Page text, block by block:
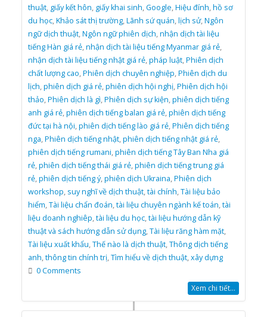
thuật, giấy kết hôn, giấy khai sinh,Google,Hiệu đính,hồ sơ
du học,Khảo sát thị trường,Lãnh sứ quán,lịch sử,Ngôn
ngữ dịch thuật,Ngôn ngữ phiên dịch,nhận dịch tài liệu
tiếng Hàn giá rẻ,nhận dịch tài liệu tiếng Myanmar giá rẻ,
nhận dịch tài liệu tiếng nhật giá rẻ,pháp luật,Phiên dịch
chất lượng cao,Phiên dịch chuyên nghiệp,Phiên dịch du
lịch,phiên dịch giá rẻ,phiên dịch hội nghị,Phiên dịch hội
thảo,Phiên dịch là gì,Phiên dịch sự kiện,phiên dịch tiếng
anh giá rẻ,phiên dịch tiếng balan giá rẻ,phiên dịch tiếng
đức tại hà nội,phiên dịch tiếng lào giá rẻ,Phiên dịch tiếng
nga,Phiên dịch tiếng nhật,phiên dịch tiếng nhật giá rẻ,
phiên dịch tiếng rumani,phiên dịch tiếng Tây Ban Nha giá
rẻ,phiên dịch tiếng thái giá rẻ,phiên dịch tiếng trung giá
rẻ,phiên dịch tiếng ý,phiên dịch Ukraina,Phiên dịch
workshop, suy nghĩ về dịch thuật,tài chính,Tài liệu bảo
hiểm,Tài liệu chẩn đoán,tài liệu chuyên ngành kế toán,tài
liệu doanh nghiêp,tài liệu du học,tài liệu hướng dẫn kỹ
thuật và sách hướng dẫn sử dụng,Tài liệu răng hàm mặt,
Tài liệu xuất khẩu,Thế nào là dịch thuật,Thông dịch tiếng
anh,thông tin chính trị,Tìm hiểu về dịch thuật,xây dựng
0 Comments
Xem chi tiết...